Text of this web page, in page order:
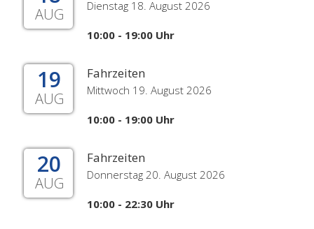
AUG Dienstag 18. August 2026
10:00 - 19:00 Uhr
19
AUG
Fahrzeiten
Mittwoch 19. August 2026
10:00 - 19:00 Uhr
20
AUG
Fahrzeiten
Donnerstag 20. August 2026
10:00 - 22:30 Uhr